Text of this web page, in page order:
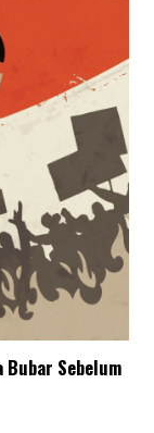
Bubar Sebelum